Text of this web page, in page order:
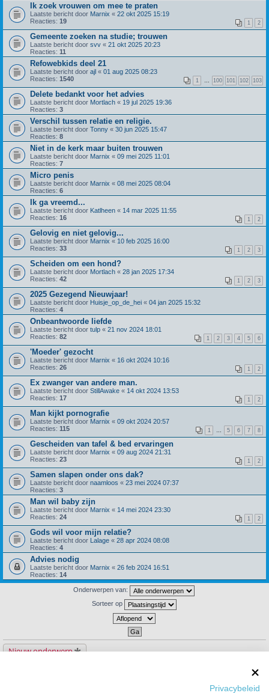
Ik zoek vrouwen om mee te praten
Laatste bericht door Marnix « 22 okt 2025 15:19
Reacties: 19 1 2
Gemeente zoeken na studie; trouwen
Laatste bericht door svv « 21 okt 2025 20:23
Reacties: 11
Refowebkids deel 21
Laatste bericht door ajl « 01 aug 2025 08:23
Reacties: 1540 1 100 101 102 103
Delete bedankt voor het advies
Laatste bericht door Mortlach « 19 jul 2025 19:36
Reacties: 3
Verschil tussen relatie en religie.
Laatste bericht door Tonny « 30 jun 2025 15:47
Reacties: 8
Niet in de kerk maar buiten trouwen
Laatste bericht door Marnix « 09 mei 2025 11:01
Reacties: 7
Micro penis
Laatste bericht door Marnix « 08 mei 2025 08:04
Reacties: 6
Ik ga vreemd...
Laatste bericht door Katlheen « 14 mar 2025 11:55
Reacties: 16 1 2
Gelovig en niet gelovig...
Laatste bericht door Marnix « 10 feb 2025 16:00
Reacties: 33 1 2 3
Scheiden om een hond?
Laatste bericht door Mortlach « 28 jan 2025 17:34
Reacties: 42 1 2 3
2025 Gezegend Nieuwjaar!
Laatste bericht door Huisje_op_de_hei « 04 jan 2025 15:32
Reacties: 4
Onbeantwoorde liefde
Laatste bericht door tulp « 21 nov 2024 18:01
Reacties: 82 1 2 3 4 5 6
'Moeder' gezocht
Laatste bericht door Marnix « 16 okt 2024 10:16
Reacties: 26 1 2
Ex zwanger van andere man.
Laatste bericht door StillAwake « 14 okt 2024 13:53
Reacties: 17 1 2
Man kijkt pornografie
Laatste bericht door Marnix « 09 okt 2024 20:57
Reacties: 115 1 5 6 7 8
Gescheiden van tafel & bed ervaringen
Laatste bericht door Marnix « 09 aug 2024 21:31
Reacties: 23 1 2
Samen slapen onder ons dak?
Laatste bericht door naamloos « 23 mei 2024 07:37
Reacties: 3
Man wil baby zijn
Laatste bericht door Marnix « 14 mei 2024 23:30
Reacties: 24 1 2
Gods wil voor mijn relatie?
Laatste bericht door Lalage « 28 apr 2024 08:08
Reacties: 4
Advies nodig
Laatste bericht door Marnix « 26 feb 2024 16:51
Reacties: 14
Onderwerpen van:
Sorteer op
Nieuw onderwerp
Privacybeleid